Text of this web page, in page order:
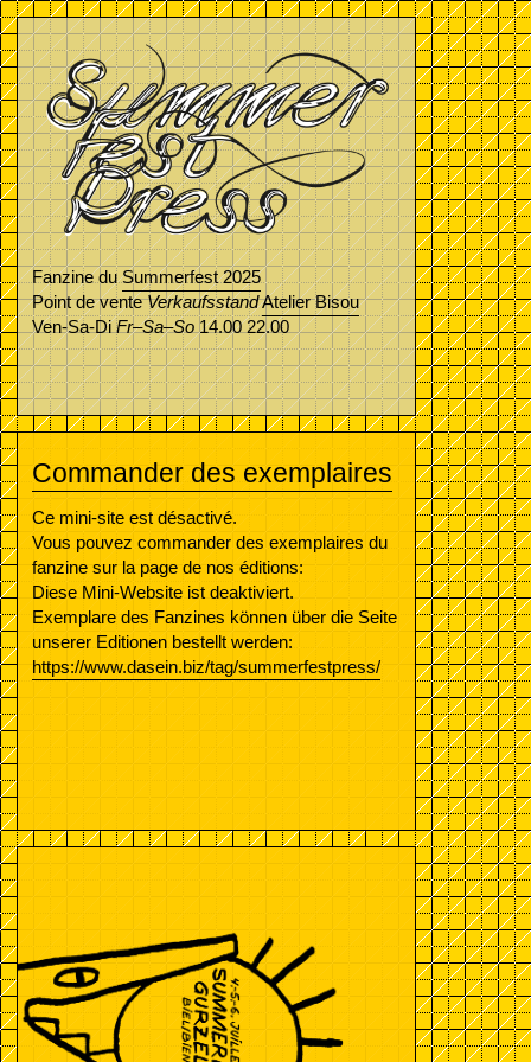
Skip
to
the
content
Fanzine duSummerfest 2025
Point de venteVerkaufsstandAtelier Bisou
Ven-Sa-DiFr–Sa–So 14.00 22.00
Commander des exemplaires
Ce mini-site est désactivé.
Vous pouvez commander des exemplaires du
fanzine sur la page de nos éditions:
Diese Mini-Website ist deaktiviert.
Exemplare des Fanzines können über die Seite
unserer Editionen bestellt werden:
https://www.dasein.biz/tag/summerfestpress/